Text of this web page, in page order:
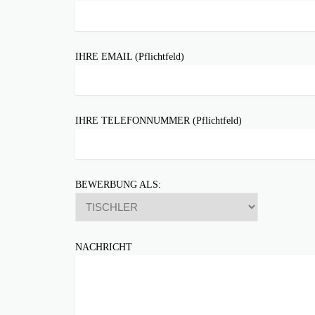
IHRE EMAIL (Pflichtfeld)
IHRE TELEFONNUMMER (Pflichtfeld)
BEWERBUNG ALS:
NACHRICHT